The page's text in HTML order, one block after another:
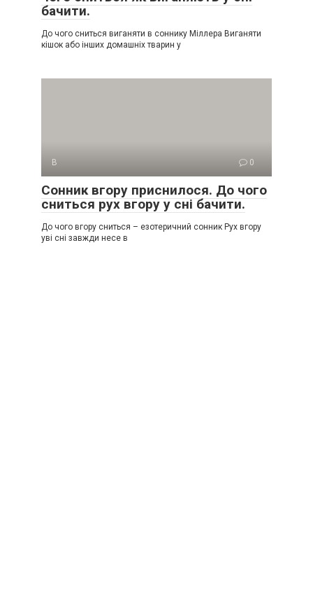
бачити.
До чого сниться виганяти в соннику Міллера Виганяти
кішок або інших домашніх тварин у
В 0
Сонник вгору приснилося. До чого
сниться рух вгору у сні бачити.
До чого вгору сниться – езотеричний сонник Рух вгору
уві сні завжди несе в